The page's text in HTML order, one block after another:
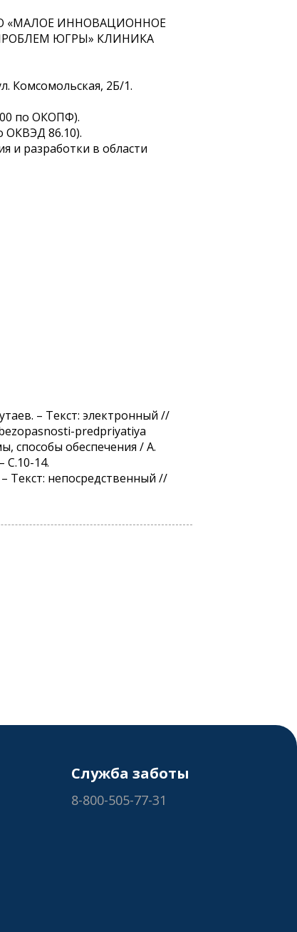
«МАЛОЕ ИННОВАЦИОННОЕ
ЮГРЫ» КЛИНИКА
Комсомольская, 2Б/1.
по ОКОПФ).
ОКВЭД 86.10).
и разработки в области
– Текст: электронный //
predpriyatiya
способы обеспечения / А.
С.10-14.
Текст: непосредственный //
Служба заботы
8-800-505-77-31